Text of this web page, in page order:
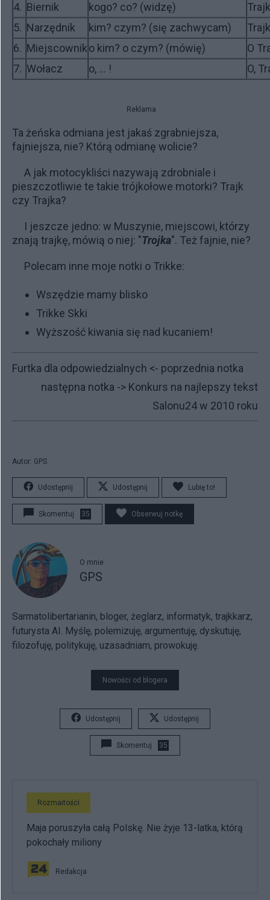
4. Biernik kogo? co? (widzę)
5. Narzędnik kim? czym? (się zachwycam)
6. Miejscowniko kim? o czym? (mówię)
O
7. Wołacz o, … ! O,
Reklama
Ta żeńska odmiana jest jakaś zgrabniejsza,
fajniejsza, nie? Którą odmianę wolicie?
A jak motocykliści nazywają zdrobniale i
pieszczotliwie te takie trójkołowe motorki? Trajk
czy Trajka?
I jeszcze jedno: w Muszynie, miejscowi, którzy
znają trajkę, mówią o niej: "Trojka". Też fajnie, nie?
Polecam inne moje notki o Trikke:
Wszędzie mamy blisko
Trikke Skki
Wyższość kiwania się nad kucaniem!
Furtka dla odpowiedzialnych <- poprzednia notka
następna notka -> Konkurs na najlepszy tekst
Salonu24 w 2010 roku
Autor: GPS
Udostępnij Udostępnij Lubię to!
Skomentuj 35 Obserwuj notkę
O mnie
GPS
Sarmatolibertarianin, bloger, żeglarz, informatyk, trajkkarz,
futurysta AI. Myślę, polemizuję, argumentuję, dyskutuję,
filozofuję, politykuję, uzasadniam, prowokuję.
Nowości od blogera
Udostępnij Udostępnij
Skomentuj 35
Rozmaitości
Maja poruszyła całą Polskę. Nie żyje 13-latka, którą
pokochały miliony
Redakcja